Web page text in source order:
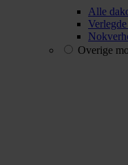
Alle
Overige